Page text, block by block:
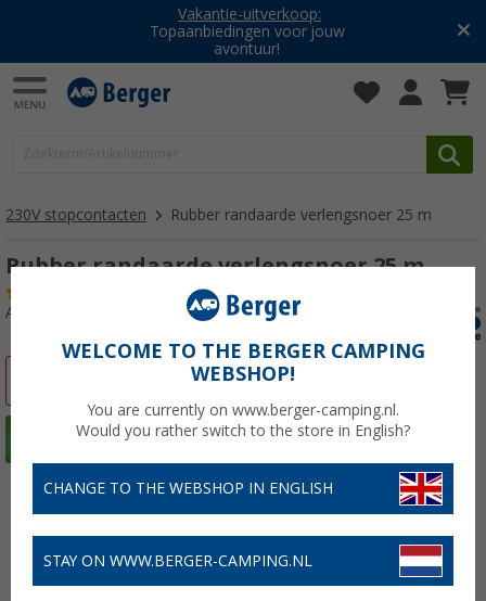
Vakantie-uitverkoop:
Topaanbiedingen voor jouw
avontuur!
230V stopcontacten Rubber randaarde verlengsnoer 25 m
Rubber randaarde verlengsnoer 25 m
Artikelnr: 284660
WELCOME TO THE BERGER CAMPING
WEBSHOP!
You are currently on www.berger-camping.nl.
Would you rather switch to the store in English?
CHANGE TO THE WEBSHOP IN ENGLISH
STAY ON WWW.BERGER-CAMPING.NL